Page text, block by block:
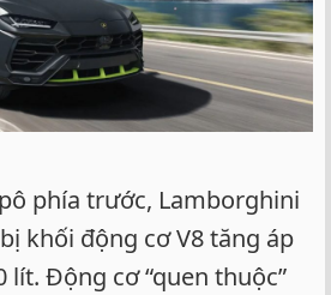
phía trước, Lamborghini
khối động cơ V8 tăng áp
lít. Động cơ “quen thuộc”